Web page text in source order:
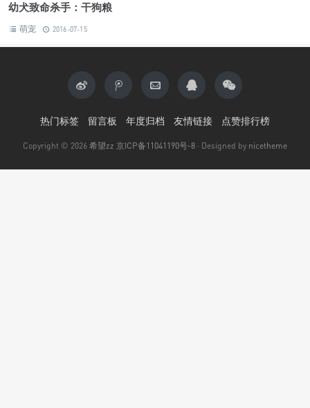
幼犬致命杀手：干狗粮
萌宠 2016-07-15
热门标签 留言板 年度归档 友情链接 点赞排行榜
Copyright © 2026 希望zz 京ICP备11041190号-8 · Designed by nicetheme